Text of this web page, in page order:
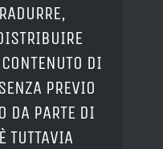
DI
PREVIO
DA PARTE DI
TUTTAVIA